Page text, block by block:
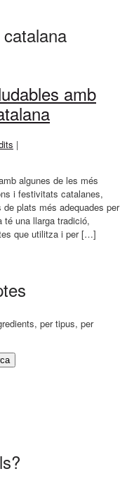
amb
|
algunes de les més
i festivitats catalanes,
plats més adequades per
té una llarga tradició,
que utilitza i per […]
per tipus, per